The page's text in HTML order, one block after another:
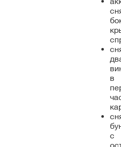
в
с